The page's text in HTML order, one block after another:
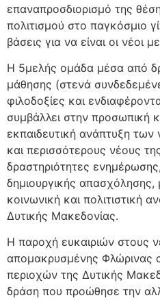
επαναπροσδιορισμό της
πολιτισμού στο παγκόσμιο
βάσεις για να είναι οι νέοι
Η 5μελής ομάδα μέσα από
μάθησης (στενά
φιλοδοξίες και
συμβάλλει στην προσωπική
εκπαιδευτική ανάπτυξη
και περισσότερους νέους
δραστηριότητες
δημιουργικής
κοινωνική και πολιτιστική
Δυτικής Μακεδονίας.
Η παροχή ευκαιριών στους
απομακρυσμένης Φλώρινας
περιοχών της Δυτικής
δράση που προώθησε την